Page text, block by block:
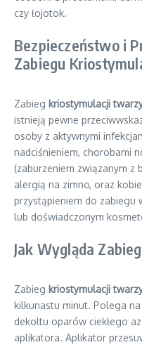
czy łojotok.
Bezpieczeństwo i
Zabiegu
Zabieg kriostymulacji
istnieją pewne
osoby z aktywnymi
nadciśnieniem, chorobami
(zaburzeniem związanym z
alergią na zimno, oraz
przystąpieniem do zabiegu
lub doświadczonym
Jak Wygląda
Zabieg kriostymulacji
kilkunastu minut. Polega
dekoltu oparów ciekłego
aplikatora. Aplikator